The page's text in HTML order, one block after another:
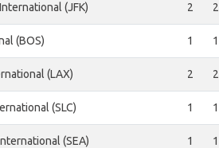
(JFK) 2 2
(BOS) 1 1
(LAX) 2 2
(SLC) 1 1
(SEA) 1 1